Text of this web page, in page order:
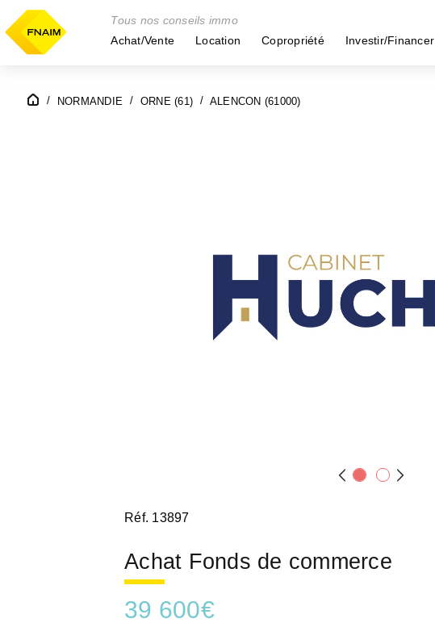
Tous nos conseils immo
Achat/Vente
Location Copropriété Investir/Financer
NORMANDIE ORNE (61) ALENCON (61000)
Réf. 13897
Achat Fonds de commerce
39 600€